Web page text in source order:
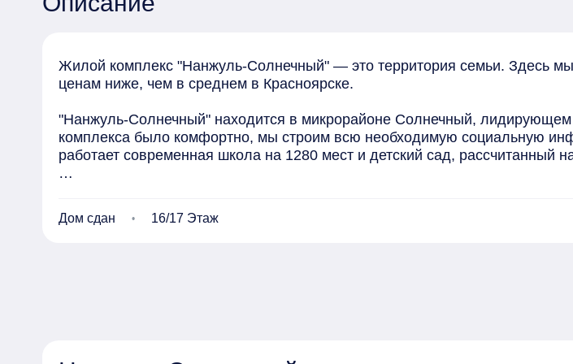
Жилой комплекс "Нанжуль-Солнечный" — это территория семьи. Здесь
ценам ниже, чем в среднем в Красноярске.
"Нанжуль-Солнечный" находится в микрорайоне Солнечный, лидирующем
комплекса было комфортно, мы строим всю необходимую социальную
работает современная школа на 1280 мест и детский сад, рассчитанный
покрытием. Для пешеходов проектируются безопасные дорожки,
наземных машиномест. Зона парковки удалена от детских игровых
Дом сдан 16/17 Этаж